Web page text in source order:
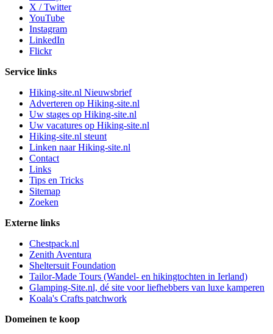
X / Twitter
YouTube
Instagram
LinkedIn
Flickr
Service links
Hiking-site.nl Nieuwsbrief
Adverteren op Hiking-site.nl
Uw stages op Hiking-site.nl
Uw vacatures op Hiking-site.nl
Hiking-site.nl steunt
Linken naar Hiking-site.nl
Contact
Links
Tips en Tricks
Sitemap
Zoeken
Externe links
Chestpack.nl
Zenith Aventura
Sheltersuit Foundation
Tailor-Made Tours (Wandel- en hikingtochten in Ierland)
Glamping-Site.nl, dé site voor liefhebbers van luxe kamperen
Koala's Crafts patchwork
Domeinen te koop